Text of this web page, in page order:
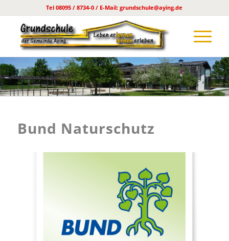
Tel 08095 / 8734-0 / E-Mail: grundschule@aying.de
Bund Naturschutz